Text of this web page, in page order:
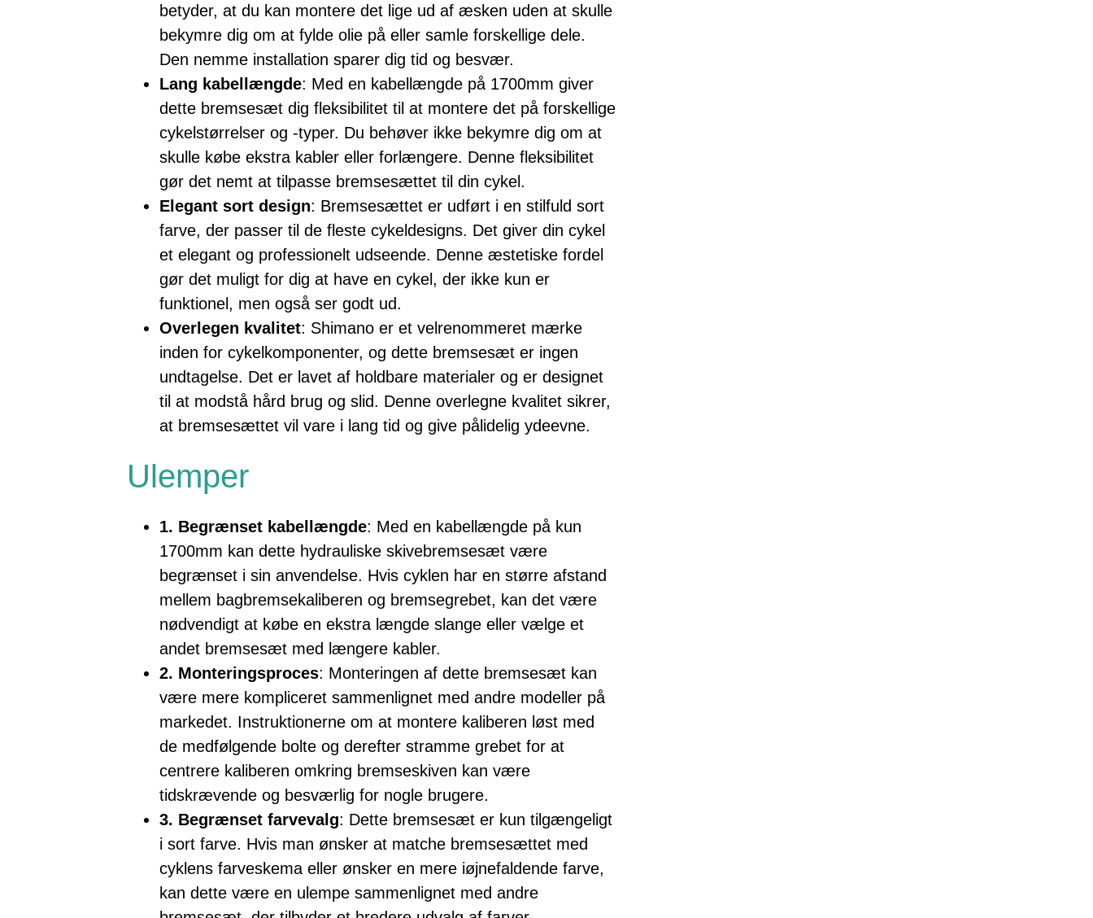
betyder, at du kan montere det lige ud af æsken uden at skulle
bekymre dig om at fylde olie på eller samle forskellige dele.
Den nemme installation sparer dig tid og besvær.
Lang kabellængde: Med en kabellængde på 1700mm giver
dette bremsesæt dig fleksibilitet til at montere det på forskellige
cykelstørrelser og -typer. Du behøver ikke bekymre dig om at
skulle købe ekstra kabler eller forlængere. Denne fleksibilitet
gør det nemt at tilpasse bremsesættet til din cykel.
Elegant sort design: Bremsesættet er udført i en stilfuld sort
farve, der passer til de fleste cykeldesigns. Det giver din cykel
et elegant og professionelt udseende. Denne æstetiske fordel
gør det muligt for dig at have en cykel, der ikke kun er
funktionel, men også ser godt ud.
Overlegen kvalitet: Shimano er et velrenommeret mærke
inden for cykelkomponenter, og dette bremsesæt er ingen
undtagelse. Det er lavet af holdbare materialer og er designet
til at modstå hård brug og slid. Denne overlegne kvalitet sikrer,
at bremsesættet vil vare i lang tid og give pålidelig ydeevne.
Ulemper
1. Begrænset kabellængde: Med en kabellængde på kun
1700mm kan dette hydrauliske skivebremsesæt være
begrænset i sin anvendelse. Hvis cyklen har en større afstand
mellem bagbremsekaliberen og bremsegrebet, kan det være
nødvendigt at købe en ekstra længde slange eller vælge et
andet bremsesæt med længere kabler.
2. Monteringsproces: Monteringen af dette bremsesæt kan
være mere kompliceret sammenlignet med andre modeller på
markedet. Instruktionerne om at montere kaliberen løst med
de medfølgende bolte og derefter stramme grebet for at
centrere kaliberen omkring bremseskiven kan være
tidskrævende og besværlig for nogle brugere.
3. Begrænset farvevalg: Dette bremsesæt er kun tilgængeligt
i sort farve. Hvis man ønsker at matche bremsesættet med
cyklens farveskema eller ønsker en mere iøjnefaldende farve,
kan dette være en ulempe sammenlignet med andre